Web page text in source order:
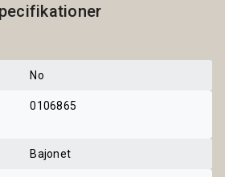
No
0106865
Bajonet